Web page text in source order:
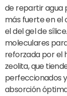
de repartir agua
más fuerte en el
el del gel de
moleculares
reforzada por el
zeolita, que
perfeccionados
absorción